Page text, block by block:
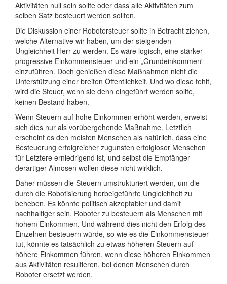
Aktivitäten null sein sollte oder dass alle Aktivitäten zum
selben Satz besteuert werden sollten.
Die Diskussion einer Robotersteuer sollte in Betracht ziehen,
welche Alternative wir haben, um der steigenden
Ungleichheit Herr zu werden. Es wäre logisch, eine stärker
progressive Einkommensteuer und ein „Grundeinkommen“
einzuführen. Doch genießen diese Maßnahmen nicht die
Unterstützung einer breiten Öffentlichkeit. Und wo diese fehlt,
wird die Steuer, wenn sie denn eingeführt werden sollte,
keinen Bestand haben.
Wenn Steuern auf hohe Einkommen erhöht werden, erweist
sich dies nur als vorübergehende Maßnahme. Letztlich
erscheint es den meisten Menschen als natürlich, dass eine
Besteuerung erfolgreicher zugunsten erfolgloser Menschen
für Letztere erniedrigend ist, und selbst die Empfänger
derartiger Almosen wollen diese nicht wirklich.
Daher müssen die Steuern umstrukturiert werden, um die
durch die Robotisierung herbeigeführte Ungleichheit zu
beheben. Es könnte politisch akzeptabler und damit
nachhaltiger sein, Roboter zu besteuern als Menschen mit
hohem Einkommen. Und während dies nicht den Erfolg des
Einzelnen besteuern würde, so wie es die Einkommensteuer
tut, könnte es tatsächlich zu etwas höheren Steuern auf
höhere Einkommen führen, wenn diese höheren Einkommen
aus Aktivitäten resultieren, bei denen Menschen durch
Roboter ersetzt werden.